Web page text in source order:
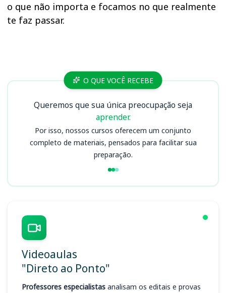
o que não importa e focamos no que realmente
te faz passar.
Cursos O QUE VOCÊ RECEBE
Queremos que sua única preocupação seja
aprender.
Por isso, nossos cursos oferecem um conjunto
completo de materiais, pensados para facilitar sua
preparação.
Videoaulas
"Direto ao Ponto"
Professores especialistas analisam os editais e provas